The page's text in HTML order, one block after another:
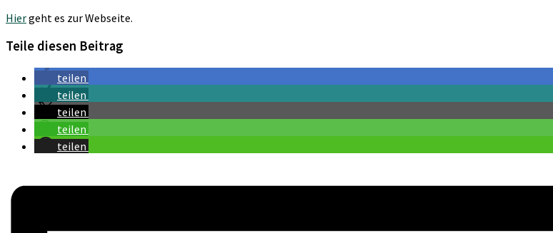
Hiergeht es zur Webseite.
Teile diesen Beitrag
teilen
teilen
teilen
teilen
teilen